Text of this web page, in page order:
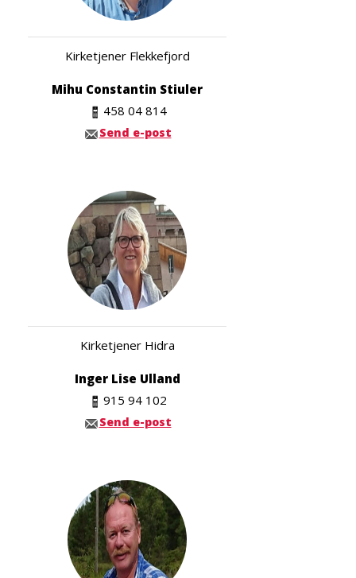
Kirketjener Flekkefjord
Mihu Constantin Stiuler
458 04 814
Send e-post
Kirketjener Hidra
Inger Lise Ulland
915 94 102
Send e-post